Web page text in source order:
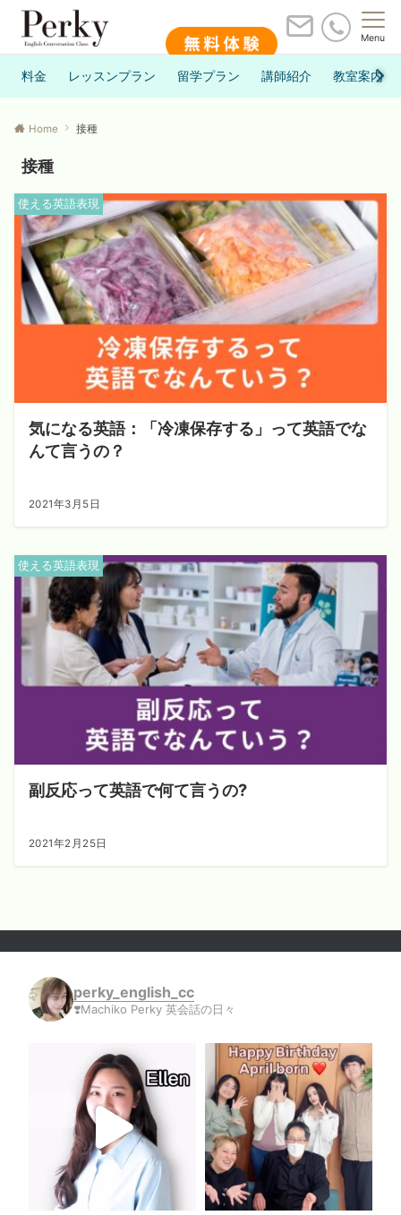
Menu
料金 レッスンプラン 留学プラン 講師紹介 教室案内
Home 接種
接種
使える英語表現
気になる英語：「冷凍保存する」って英語でな
んて言うの？
2021年3月5日
使える英語表現
副反応って英語で何て言うの?
2021年2月25日
perky_english_cc
❣️Machiko Perky 英会話の日々